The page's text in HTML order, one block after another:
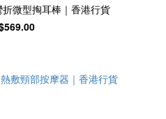
微型掏耳棒｜香港行貨